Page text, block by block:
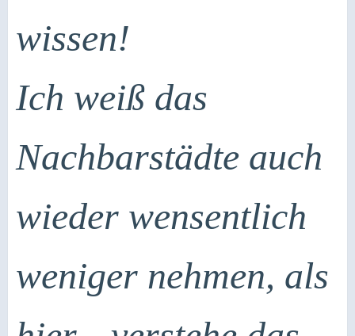
wissen!
Ich weiß das
Nachbarstädte auch
wieder wensentlich
weniger nehmen, als